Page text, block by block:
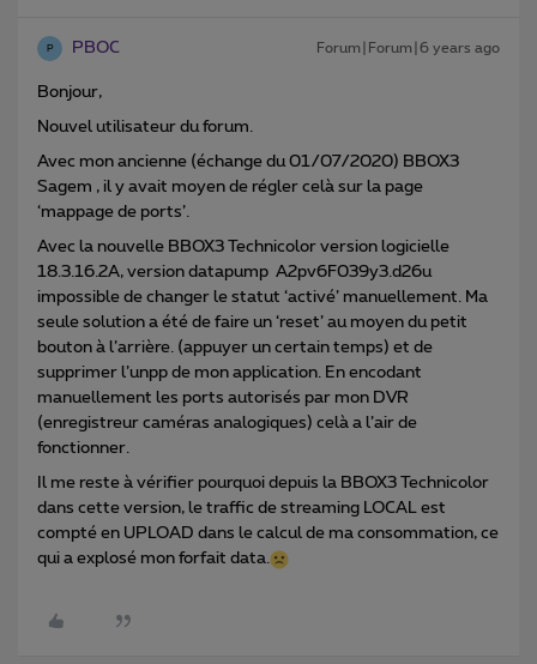
P PBOC Forum|Forum|6 years ago
Bonjour,
Nouvel utilisateur du forum.
Avec mon ancienne (échange du 01/07/2020) BBOX3
Sagem , il y avait moyen de régler celà sur la page
‘mappage de ports’.
Avec la nouvelle BBOX3 Technicolor version logicielle
18.3.16.2A, version datapump A2pv6F039y3.d26u
impossible de changer le statut ‘activé’ manuellement. Ma
seule solution a été de faire un ‘reset’ au moyen du petit
bouton à l’arrière. (appuyer un certain temps) et de
supprimer l’unpp de mon application. En encodant
manuellement les ports autorisés par mon DVR
(enregistreur caméras analogiques) celà a l’air de
fonctionner.
Il me reste à vérifier pourquoi depuis la BBOX3 Technicolor
dans cette version, le traffic de streaming LOCAL est
compté en UPLOAD dans le calcul de ma consommation, ce
qui a explosé mon forfait data.